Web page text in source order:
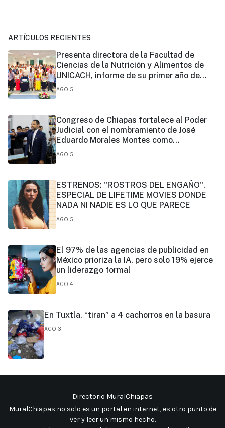
ARTÍCULOS RECIENTES
Presenta directora de la Facultad de
Ciencias de la Nutrición y Alimentos de
UNICACH, informe de su primer año de
gestión
AGO 5
Congreso de Chiapas fortalece al Poder
Judicial con el nombramiento de José
Eduardo Morales Montes como
magistrado
AGO 5
ESTRENOS: "ROSTROS DEL ENGAÑO",
ESPECIAL DE LIFETIME MOVIES DONDE
NADA NI NADIE ES LO QUE PARECE
AGO 5
El 97% de las agencias de publicidad en
México prioriza la IA, pero solo 19% ejerce
un liderazgo formal
AGO 4
En Tuxtla, “tiran” a 4 cachorros en la basura
AGO 3
Directorio MuralChiapas
MuralChiapas no solo es un portal en internet, es otro punto de
ver y leer un mismo hecho.